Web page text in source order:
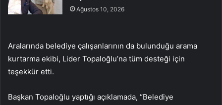
Ağustos 10, 2026
Aralarında belediye çalışanlarının da bulunduğu arama
kurtarma ekibi, Lider Topaloğlu’na tüm desteği için
teşekkür etti.
Başkan Topaloğlu yaptığı açıklamada, “Belediye